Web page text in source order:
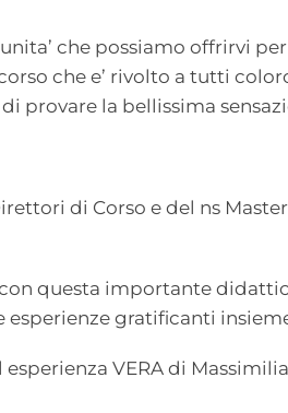
che possiamo offrirvi
che e’ rivolto a tutti
provare la bellissima
di Corso e del ns
questa importante
esperienze gratificanti
esperienza VERA di